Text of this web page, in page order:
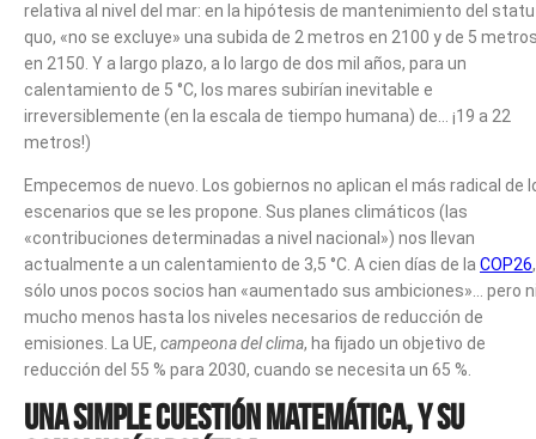
relativa al nivel del mar: en la hipótesis de mantenimiento del statu
quo, «no se excluye» una subida de 2 metros en 2100 y de 5
en 2150. Y a largo plazo, a lo largo de dos mil años, para un
calentamiento de 5 °C, los mares subirían inevitable e
irreversiblemente (en la escala de tiempo humana) de… ¡19 a 22
metros!)
Empecemos de nuevo. Los gobiernos no aplican el más radical de
escenarios que se les propone. Sus planes climáticos (las
«contribuciones determinadas a nivel nacional») nos llevan
actualmente a un calentamiento de 3,5 °C. A cien días de la COP26,
sólo unos pocos socios han «aumentado sus ambiciones»… pero
mucho menos hasta los niveles necesarios de reducción de
emisiones. La UE, campeona del clima, ha fijado un objetivo de
reducción del 55 % para 2030, cuando se necesita un 65 %.
Una simple cuestión matemática, y su